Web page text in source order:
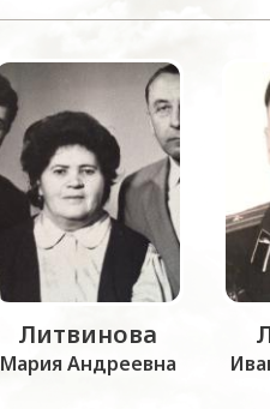
Литвинова
Мария Андреевна